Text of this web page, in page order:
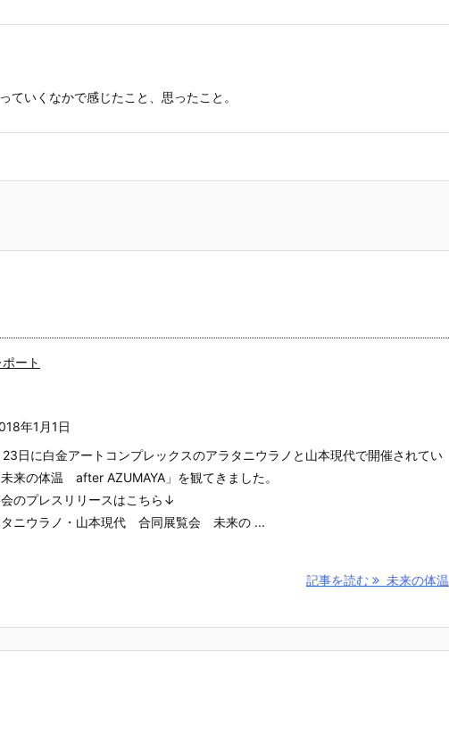
ていくなかで感じたこと、思ったこと。
ート
年1月1日
日に白金アートコンプレックスのアラタニウラノと山本現代で開催されてい
来の体温 after AZUMAYA」を観てきました。
会のプレスリリースはこちら↓
タニウラノ・山本現代 合同展覧会 未来の ...
記事を読む 未来の体温